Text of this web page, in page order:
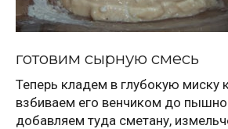
готовим сырную смесь
Теперь кладем в глубокую миску
взбиваем его венчиком до
добавляем туда сметану,